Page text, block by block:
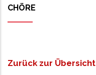
CHÖRE
Zurück zur Übersicht